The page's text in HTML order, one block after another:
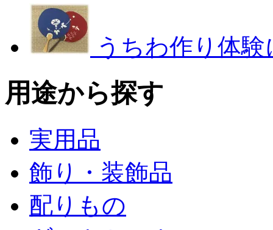
うちわ作り体
用途から探す
実用品
飾り・装飾品
配りもの